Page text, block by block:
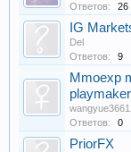
Ответов:
26
IG
Del
Ответов:
9
Mmoexp
Ответов:
0
PriorFX